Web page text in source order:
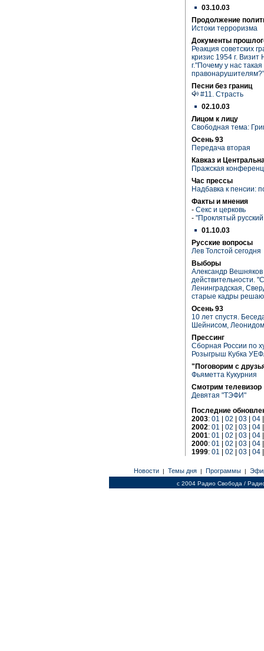
03.10.03
Продолжение
Истоки терроризма
Документы
Реакция советских
кризис 1954 г.
г."Почему у нас
Песни без границ
#11. Страсть
02.10.03
Лицом к лицу
Свободная тема:
Осень 93
Передача вторая
Кавказ и
Пражская
Час прессы
Надбавка к пенсии:
Факты и мнения
- Секс и церковь
- "Проклятый
01.10.03
Русские вопросы
Лев Толстой сегодня
Выборы
Александр Вешняков
действительности.
Ленинградская,
старые кадры
Осень 93
10 лет спустя.
Шейнисом,
Прессинг
Сборная России по
Розыгрыш Кубка
"Поговорим с
Фьяметта Кукурния
Смотрим телевизор
Девятая "ТЭФИ"
Последние
2003: 01 | 02 | 03 | 04
2002: 01 | 02 | 03 | 04
2001: 01 | 02 | 03 | 04
2000: 01 | 02 | 03 | 04
1999: 01 | 02 | 03 | 04
Новости | Темы дня | Программы |
c 2004 Радио Свобода /